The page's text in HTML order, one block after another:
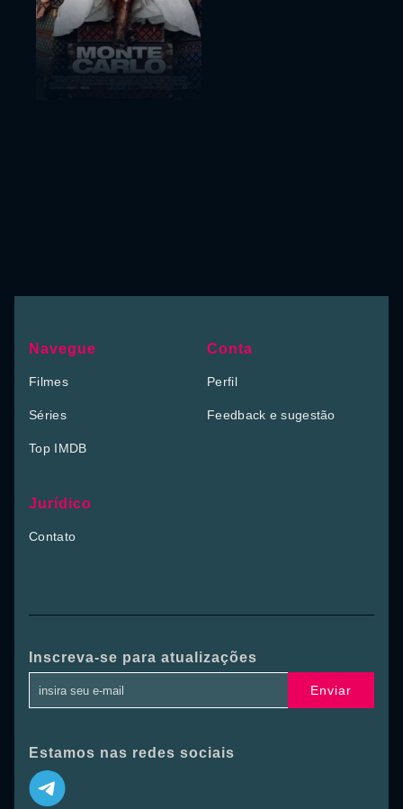
Navegue
Filmes
Séries
Top IMDB
Conta
Perfil
Feedback e sugestão
Jurídico
Contato
Inscreva-se para atualizações
Enviar
Estamos nas redes sociais